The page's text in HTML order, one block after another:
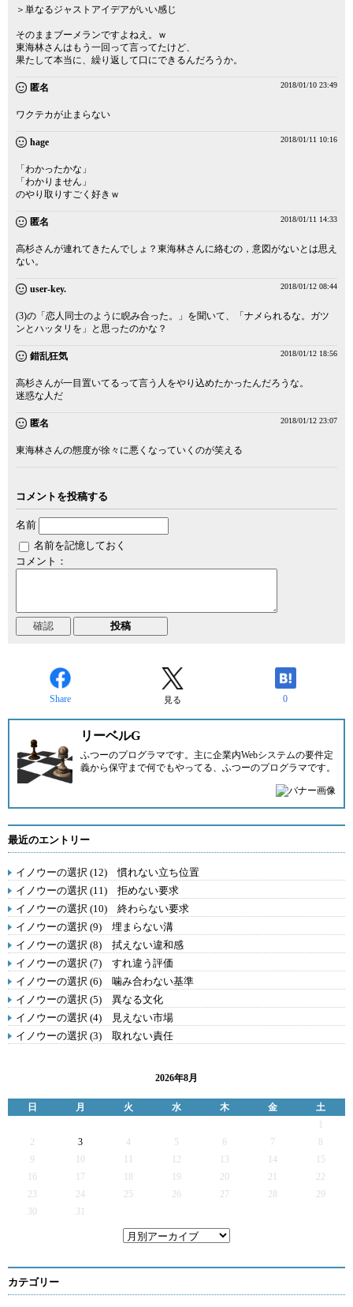
＞単なるジャストアイデアがいい感じ
そのままブーメランですよねえ。ｗ
東海林さんはもう一回って言ってたけど、
果たして本当に、繰り返して口にできるんだろうか。
匿名 2018/01/10 23:49
ワクテカが止まらない
hage 2018/01/11 10:16
「わかったかな」
「わかりません」
のやり取りすごく好きｗ
匿名 2018/01/11 14:33
高杉さんが連れてきたんでしょ？東海林さんに絡むの，意図がないとは思え
ない。
user-key. 2018/01/12 08:44
(3)の「恋人同士のように睨み合った。」を聞いて、「ナメられるな。ガツ
ンとハッタリを」と思ったのかな？
錯乱狂気 2018/01/12 18:56
高杉さんが一目置いてるって言う人をやり込めたかったんだろうな。
迷惑な人だ
匿名 2018/01/12 23:07
東海林さんの態度が徐々に悪くなっていくのが笑える
コメントを投稿する
名前
名前を記憶しておく
コメント：
Share 見る 0
リーベルG
ふつーのプログラマです。主に企業内Webシステムの要件定
義から保守まで何でもやってる、ふつーのプログラマです。
最近のエントリー
イノウーの選択 (12) 慣れない立ち位置
イノウーの選択 (11) 拒めない要求
イノウーの選択 (10) 終わらない要求
イノウーの選択 (9) 埋まらない溝
イノウーの選択 (8) 拭えない違和感
イノウーの選択 (7) すれ違う評価
イノウーの選択 (6) 噛み合わない基準
イノウーの選択 (5) 異なる文化
イノウーの選択 (4) 見えない市場
イノウーの選択 (3) 取れない責任
2026年8月
日 月 火 水 木 金
土
2
3 4 5 6 7
9
12 13 14
15
16
17 19 20 21
22
23
24 25 26 27 28
29
30
31
カテゴリー